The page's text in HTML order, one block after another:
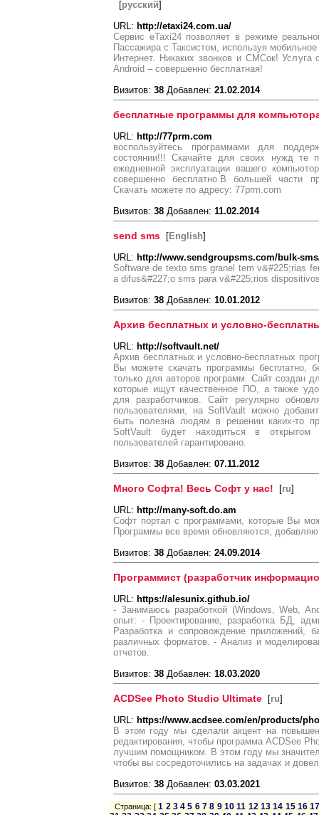
[русский]
URL: http://etaxi24.com.ua/
Сервис eTaxi24 позволяет в режиме
Пассажира с Таксистом, используя
Интернет. Никаких звонков и СМСок! Услуга
Android – совершенно бесплатная!
Визитов: 38 Добавлен: 21.02.2014
бесплатные программы для
URL: http://77prm.com
воспользуйтесь программами для
состоянии!!! Скачайте для своих нужд те
ежедневной эксплуатации вашего
совершенно бесплатно.В большей части
Скачать можете по адресу: 77prm.com
Визитов: 38 Добавлен: 11.02.2014
send sms [English]
URL: http://www.sendgroupsms.com/bulk-
Software de texto sms granel tem v&#225;rias
a difus&#227;o sms para v&#225;rios
Визитов: 38 Добавлен: 10.01.2012
Архив бесплатных и условно-
URL: http://softvault.net/
Архив бесплатных и условно-бесплатных
Вы можете скачать программы бесплатно,
только для авторов программ. Сайт создан
которые ищут качественное ПО, а также
для разработчиков. Сайт регулярно
пользователями, на SoftVault можно
быть полезна людям в решении каких-то
SoftVault будет находиться в
пользователей гарантировано.
Визитов: 38 Добавлен: 07.11.2012
Много Софта! Весь Софт у нас! [ru]
URL: http://many-soft.do.am
Софт портал с программами, которые Вы
Программы все время обновляются,
Визитов: 38 Добавлен: 24.09.2014
Программист (разработчик
URL: https://alesunix.github.io/
- Занимаюсь разработкой (Windows, Web,
опыт: - Проектирование, разработка БД,
Разработка и сопровождение приложений,
различных форматов. - Анализ и
отчетов.
Визитов: 38 Добавлен: 18.03.2020
ACDSee Photo Studio Ultimate [ru]
URL: https://www.acdsee.com/en/products/
В этом году мы сделали акцент на
редактирования, чтобы программа ACDSee
лучшим помощником. В этом году мы
чтобы вы сосредоточились на задачах и
Визитов: 38 Добавлен: 03.03.2021
Страница: [1 2 3 4 5 6 7 8 9 10 11 12 13 14 15 16